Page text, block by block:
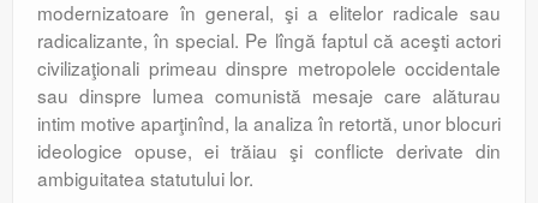
modernizatoare în general, şi a elitelor radicale sau
radicalizante, în special. Pe lîngă faptul că aceşti actori
civilizaţionali primeau dinspre metropolele occidentale
sau dinspre lumea comunistă mesaje care alăturau
intim motive aparţinînd, la analiza în retortă, unor blocuri
ideologice opuse, ei trăiau şi conflicte derivate din
ambiguitatea statutului lor.